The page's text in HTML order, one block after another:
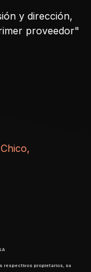
y dirección,
proveedor"
respectivos propietarios, su